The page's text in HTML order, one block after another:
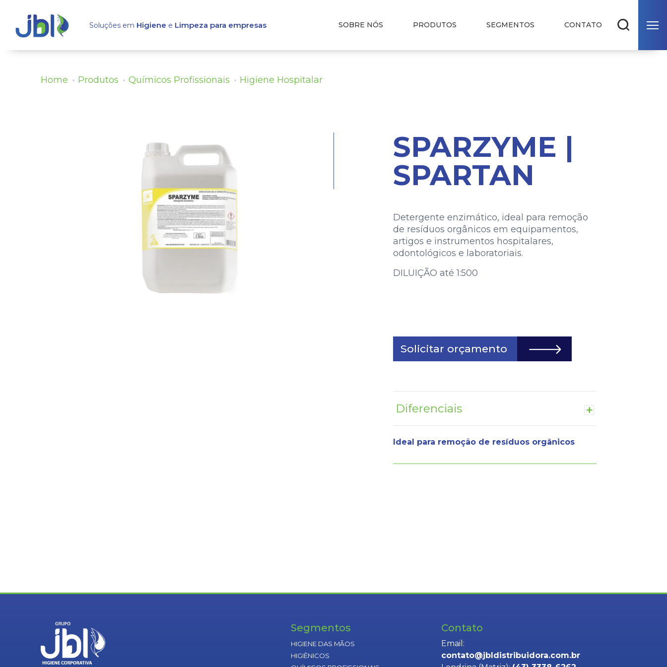
Soluções em Higiene e Limpeza para empresas SOBRE NÓS PRODUTOS SEGMENTOS CONTATO
Home Produtos Químicos Profissionais Higiene Hospitalar
SPARZYME |
SPARTAN
Detergente enzimático, ideal para remoção
de resíduos orgânicos em equipamentos,
artigos e instrumentos hospitalares,
odontológicos e laboratoriais.
DILUIÇÃO até 1:500
Solicitar orçamento
Diferenciais +
Ideal para remoção de resíduos orgânicos
Segmentos
HIGIENE DAS MÃOS
HIGIÊNICOS
Contato
Email:
contato@jbldistribuidora.com.br